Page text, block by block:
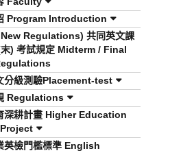
Program Introduction
Regulations) 共同英文課
) 考試規定 Midterm / Final
分級測驗Placement-test
Regulations
深耕計畫 Higher Education
英檢門檻標準 English